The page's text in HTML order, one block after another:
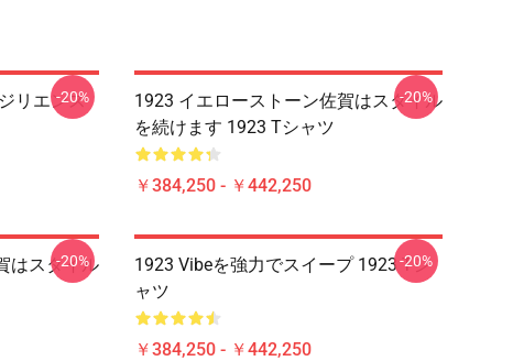
リエンス
-20%
1923 イエローストーン佐賀はスタイル
を続けます 1923 Tシャツ
￥384,250 - ￥442,250
-20%
はスタイル
-20%
1923 Vibeを強力でスイープ 1923 Tシ
ャツ
￥384,250 - ￥442,250
-20%